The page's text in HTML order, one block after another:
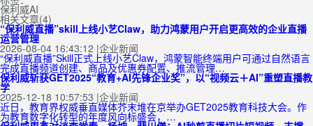
保利威AI
相关文章(4)
“保利威直播”skill上线小艺Claw，助力鸿蒙用户开启更高效的企业直播
运营管理
2026-08-04 16:43:12 |企业新闻
“保利威直播”Skill正式上线小艺Claw，鸿蒙智能终端用户可通过自然语言
完成直播频道创建、商品及优惠券配置、推流管理…
保利威斩获GET2025“教育+AI先锋企业奖”，以“视频云＋AI”重塑直播教
学
2025-12-18 10:57:53 |企业新闻
近日，教育界权威垂直媒体芥末堆在京举办GET2025教育科技大会。作
为教育数字化转型的年度风向标盛会，…